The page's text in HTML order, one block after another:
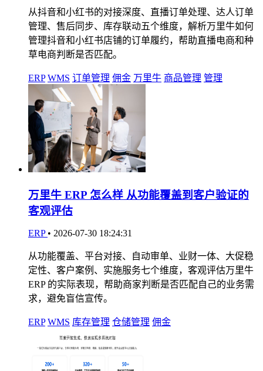
从抖音和小红书的对接深度、直播订单处理、达人订单
管理、售后同步、库存联动五个维度，解析万里牛如何
管理抖音和小红书店铺的订单履约，帮助直播电商和种
草电商判断是否匹配。
ERP WMS 订单管理 佣金 万里牛 商品管理 管理
万里牛 ERP 怎么样 从功能覆盖到客户验证的
客观评估
ERP • 2026-07-30 18:24:31
从功能覆盖、平台对接、自动审单、业财一体、大促稳
定性、客户案例、实施服务七个维度，客观评估万里牛
ERP 的实际表现，帮助商家判断是否匹配自己的业务需
求，避免盲信宣传。
ERP WMS 库存管理 仓储管理 佣金